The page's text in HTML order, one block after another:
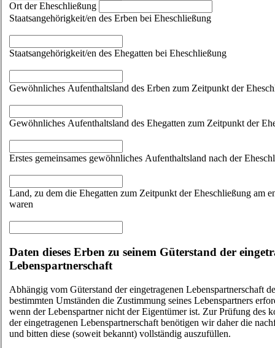
Ort der Eheschließung
Staatsangehörigkeit/en des Erben bei Eheschließung
Staatsangehörigkeit/en des Ehegatten bei Eheschließung
Gewöhnliches Aufenthaltsland des Erben zum Zeitpunkt der
Gewöhnliches Aufenthaltsland des Ehegatten zum Zeitpunkt der
Erstes gemeinsames gewöhnliches Aufenthaltsland nach der
Land, zu dem die Ehegatten zum Zeitpunkt der Eheschließung am
waren
Daten dieses Erben zu seinem Güterstand der
Lebenspartnerschaft
Abhängig vom Güterstand der eingetragenen Lebenspartnerschaft
bestimmten Umständen die Zustimmung seines Lebenspartners
wenn der Lebenspartner nicht der Eigentümer ist. Zur Prüfung des
der eingetragenen Lebenspartnerschaft benötigen wir daher die
und bitten diese (soweit bekannt) vollständig auszufüllen.